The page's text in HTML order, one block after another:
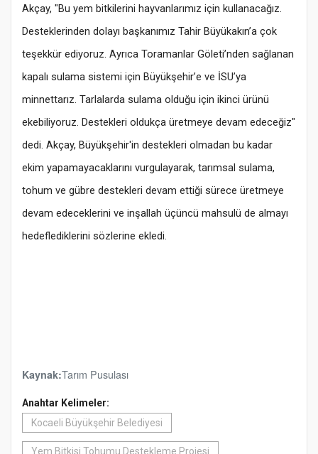
Akçay, "Bu yem bitkilerini hayvanlarımız için kullanacağız.
Desteklerinden dolayı başkanımız Tahir Büyükakın’a çok
teşekkür ediyoruz. Ayrıca Toramanlar Göleti’nden sağlanan
kapalı sulama sistemi için Büyükşehir’e ve İSU’ya
minnettarız. Tarlalarda sulama olduğu için ikinci ürünü
ekebiliyoruz. Destekleri oldukça üretmeye devam edeceğiz"
dedi. Akçay, Büyükşehir'in destekleri olmadan bu kadar
ekim yapamayacaklarını vurgulayarak, tarımsal sulama,
tohum ve gübre destekleri devam ettiği sürece üretmeye
devam edeceklerini ve inşallah üçüncü mahsulü de almayı
hedeflediklerini sözlerine ekledi.
Kaynak:Tarım Pusulası
Anahtar Kelimeler:
Kocaeli Büyükşehir Belediyesi
Yem Bitkisi Tohumu Destekleme Projesi